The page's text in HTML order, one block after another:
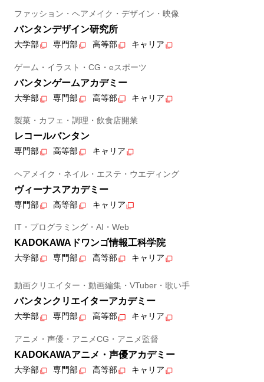
ファッション・ヘアメイク・デザイン・映像
バンタンデザイン研究所
大学部 専門部 高等部 キャリア
ゲーム・イラスト・CG・eスポーツ
バンタンゲームアカデミー
大学部 専門部 高等部 キャリア
製菓・カフェ・調理・飲食店開業
レコールバンタン
専門部 高等部 キャリア
ヘアメイク・ネイル・エステ・ウエディング
ヴィーナスアカデミー
専門部 高等部 キャリア
IT・プログラミング・AI・Web
KADOKAWAドワンゴ情報工科学院
大学部 専門部 高等部 キャリア
動画クリエイター・動画編集・VTuber・歌い手
バンタンクリエイターアカデミー
大学部 専門部 高等部 キャリア
アニメ・声優・アニメCG・アニメ監督
KADOKAWAアニメ・声優アカデミー
大学部 専門部 高等部 キャリア